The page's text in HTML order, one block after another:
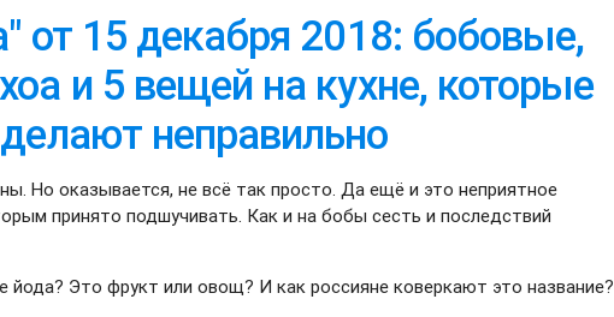
от 15 декабря 2018: бобовые,
и 5 вещей на кухне, которые
неправильно
Но оказывается, не всё так просто. Да ещё и это неприятное
принято подшучивать. Как и на бобы сесть и последствий
йода? Это фрукт или овощ? И как россияне коверкают это название?